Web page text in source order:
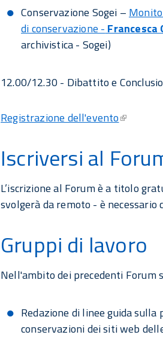
Conservazione Sogei –
di conservazione - Francesca
archivistica - Sogei)
12.00/12.30 - Dibattito e
Registrazione dell'evento
Iscriversi al
L’iscrizione al Forum è a titolo
svolgerà da remoto - è
Gruppi di lavoro
Nell'ambito dei precedenti Forum
Redazione di linee guida
conservazioni dei siti web